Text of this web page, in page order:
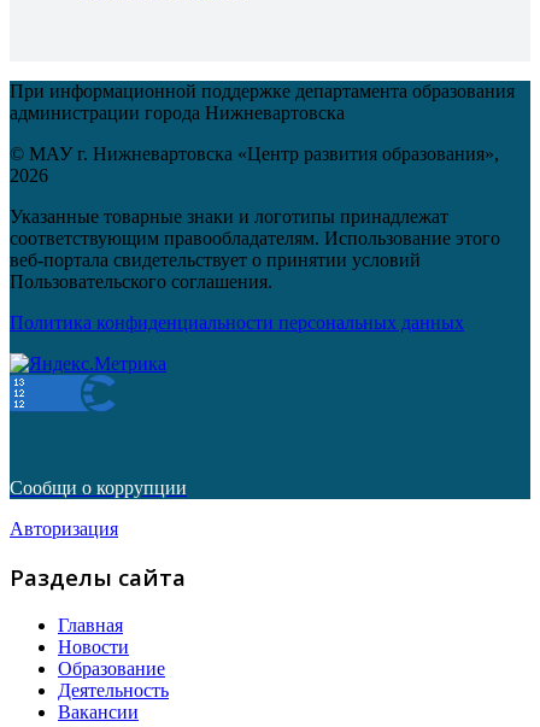
При информационной поддержке департамента образования
администрации города Нижневартовска
© МАУ г. Нижневартовска «Центр развития образования»,
2026
Указанные товарные знаки и логотипы принадлежат
соответствующим правообладателям. Использование этого
веб-портала свидетельствует о принятии условий
Пользовательского соглашения.
Политика конфиденциальности персональных данных
Сообщи о коррупции
Авторизация
Разделы сайта
Главная
Новости
Образование
Деятельность
Вакансии